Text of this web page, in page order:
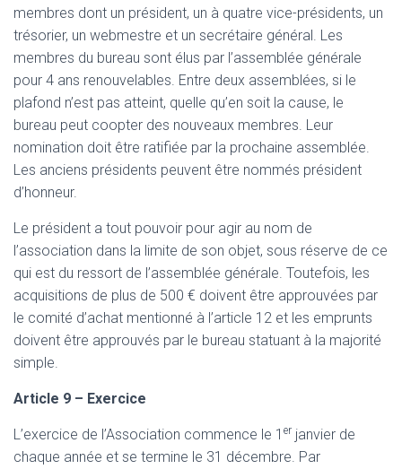
membres dont un président, un à quatre vice-présidents, un
trésorier, un webmestre et un secrétaire général. Les
membres du bureau sont élus par l’assemblée générale
pour 4 ans renouvelables. Entre deux assemblées, si le
plafond n’est pas atteint, quelle qu’en soit la cause, le
bureau peut coopter des nouveaux membres. Leur
nomination doit être ratifiée par la prochaine assemblée.
Les anciens présidents peuvent être nommés président
d’honneur.
Le président a tout pouvoir pour agir au nom de
l’association dans la limite de son objet, sous réserve de ce
qui est du ressort de l’assemblée générale. Toutefois, les
acquisitions de plus de 500 € doivent être approuvées par
le comité d’achat mentionné à l’article 12 et les emprunts
doivent être approuvés par le bureau statuant à la majorité
simple.
Article 9 – Exercice
L’exercice de l’Association commence le 1 er janvier de
chaque année et se termine le 31 décembre. Par